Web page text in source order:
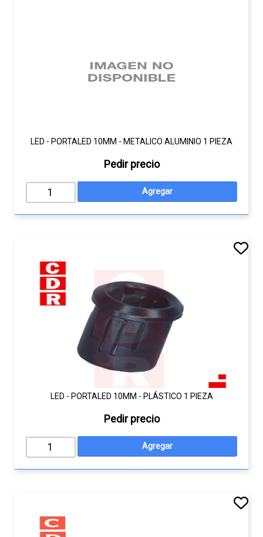
LED - PORTALED 10MM - METALICO ALUMINIO 1 PIEZA
Pedir precio
LED - PORTALED 10MM - PLÁSTICO 1 PIEZA
Pedir precio